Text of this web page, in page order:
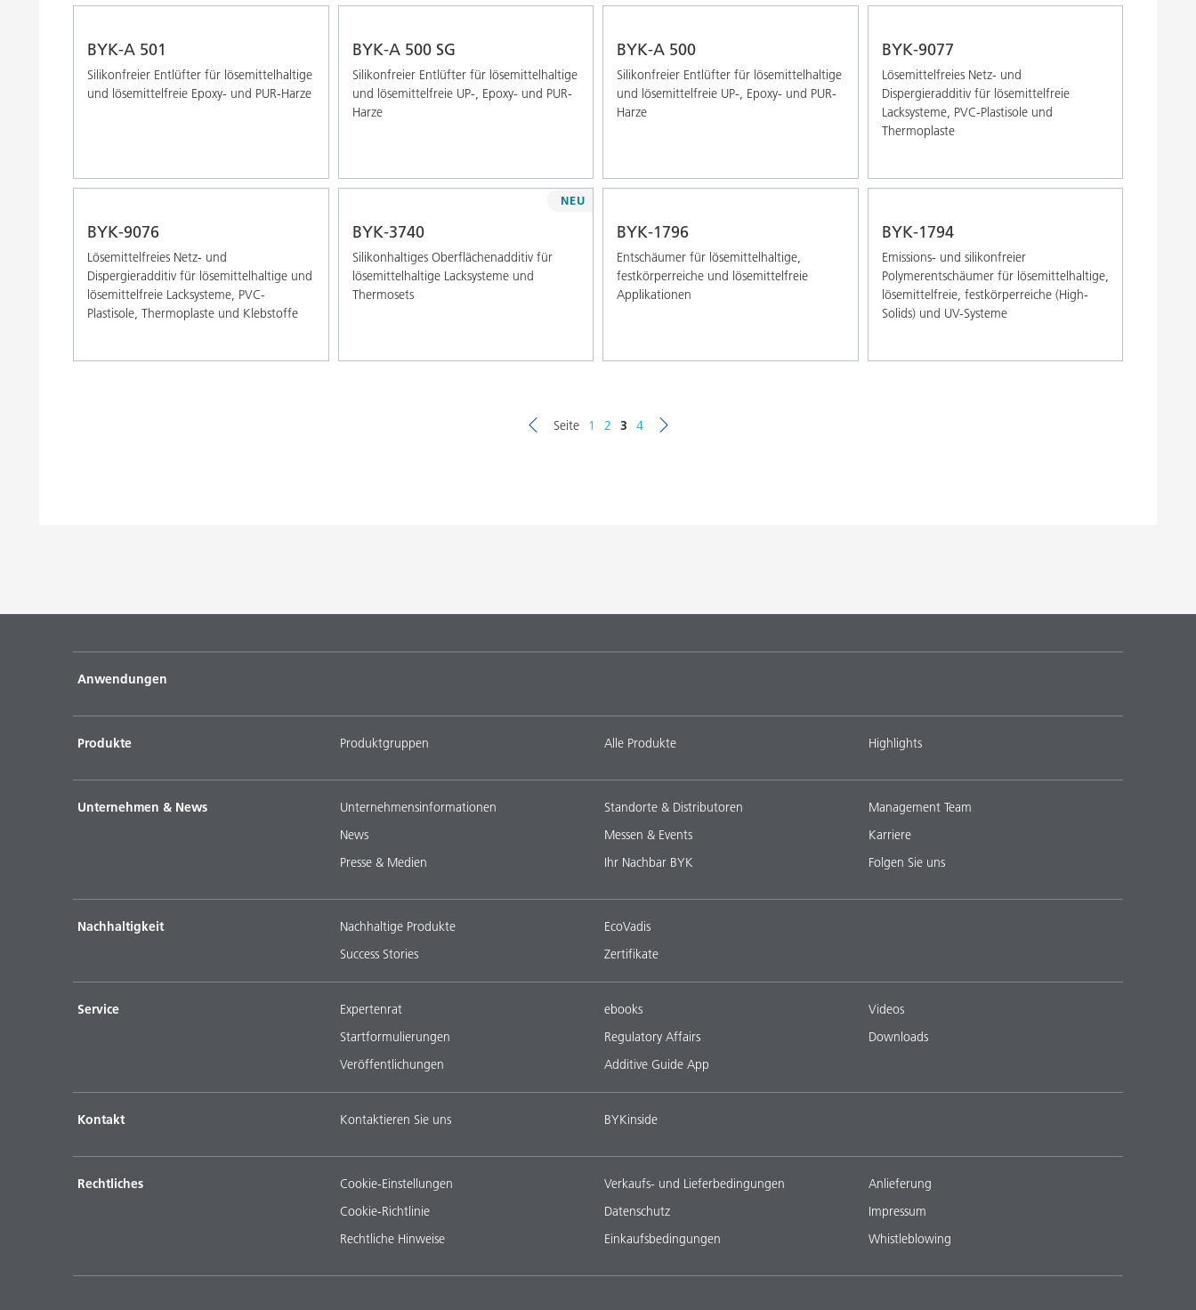
BYK-A 501
Silikonfreier Entlüfter für lösemittelhaltige
und lösemittelfreie Epoxy- und PUR-Harze
BYK-A 500 SG
Silikonfreier Entlüfter für lösemittelhaltige
und lösemittelfreie UP-, Epoxy- und PUR-
Harze
BYK-A 500
Silikonfreier Entlüfter für lösemittelhaltige
und lösemittelfreie UP-, Epoxy- und PUR-
Harze
BYK-9077
Lösemittelfreies Netz- und
Dispergieradditiv für lösemittelfreie
Lacksysteme, PVC-Plastisole und
Thermoplaste
BYK-9076
Lösemittelfreies Netz- und
Dispergieradditiv für lösemittelhaltige und
lösemittelfreie Lacksysteme, PVC-
Plastisole, Thermoplaste und Klebstoffe
BYK-3740
Silikonhaltiges Oberflächenadditiv für
lösemittelhaltige Lacksysteme und
Thermosets
NEU
BYK-1796
Entschäumer für lösemittelhaltige,
festkörperreiche und lösemittelfreie
Applikationen
BYK-1794
Emissions- und silikonfreier
Polymerentschäumer für lösemittelhaltige,
lösemittelfreie, festkörperreiche (High-
Solids) und UV-Systeme
Seite 1 2 3 4
Anwendungen
Produkte Produktgruppen Alle Produkte Highlights
Unternehmen & News
Unternehmensinformationen
News
Presse & Medien
Standorte & Distributoren
Messen & Events
Ihr Nachbar BYK
Management Team
Karriere
Folgen Sie uns
Nachhaltigkeit
Nachhaltige Produkte
Success Stories
EcoVadis
Zertifikate
Service
Expertenrat
Startformulierungen
Veröffentlichungen
ebooks
Regulatory Affairs
Additive Guide App
Videos
Downloads
Kontakt Kontaktieren Sie uns BYKinside
Rechtliches
Cookie-Einstellungen
Cookie-Richtlinie
Rechtliche Hinweise
Verkaufs- und Lieferbedingungen
Datenschutz
Einkaufsbedingungen
Anlieferung
Impressum
Whistleblowing